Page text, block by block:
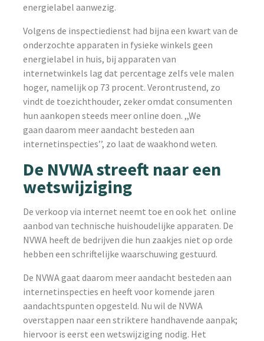
energielabel aanwezig.
Volgens de inspectiedienst had bijna een kwart van de
onderzochte apparaten in fysieke winkels geen
energielabel in huis, bij apparaten van
internetwinkels lag dat percentage zelfs vele malen
hoger, namelijk op 73 procent. Verontrustend, zo
vindt de toezichthouder, zeker omdat consumenten
hun aankopen steeds meer online doen. ,,We
gaan daarom meer aandacht besteden aan
internetinspecties’’, zo laat de waakhond weten.
De NVWA streeft naar een
wetswijziging
De verkoop via internet neemt toe en ook het online
aanbod van technische huishoudelijke apparaten. De
NVWA heeft de bedrijven die hun zaakjes niet op orde
hebben een schriftelijke waarschuwing gestuurd.
De NVWA gaat daarom meer aandacht besteden aan
internetinspecties en heeft voor komende jaren
aandachtspunten opgesteld. Nu wil de NVWA
overstappen naar een striktere handhavende aanpak;
hiervoor is eerst een wetswijziging nodig. Het